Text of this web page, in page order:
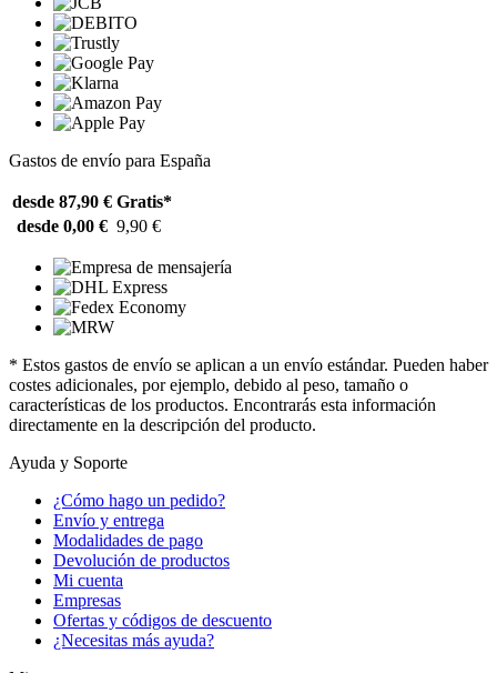
Gastos de envío para España
desde 87,90 € Gratis*
desde 0,00 € 9,90 €
* Estos gastos de envío se aplican a un envío estándar. Pueden haber
costes adicionales, por ejemplo, debido al peso, tamaño o
características de los productos. Encontrarás esta información
directamente en la descripción del producto.
Ayuda y Soporte
¿Cómo hago un pedido?
Envío y entrega
Modalidades de pago
Devolución de productos
Mi cuenta
Empresas
Ofertas y códigos de descuento
¿Necesitas más ayuda?